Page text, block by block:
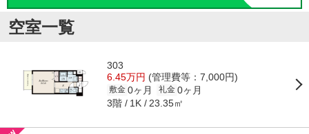
空室一覧
303
6.45万円 (管理費等：7,000円)
敷金 0ヶ月 礼金 0ヶ月
3階 1K 23.35㎡